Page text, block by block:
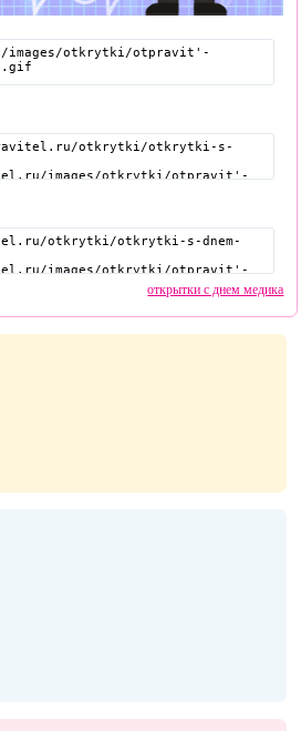
открытки с днем медика